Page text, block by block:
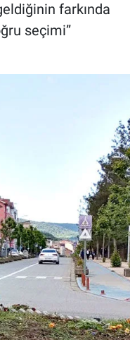
farkında
seçimi”